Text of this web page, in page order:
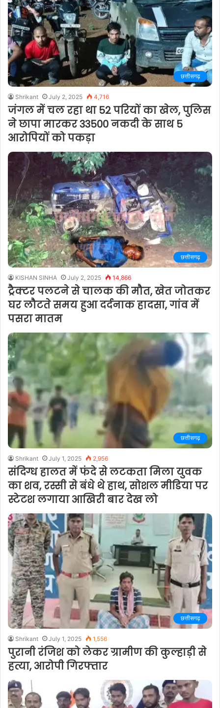
छत्तीसगढ़
Shrikant July 2, 2025 4,716
जंगल में चल रहा था 52 परियों का खेल, पुलिस
ने छापा मारकर 33500 नकदी के साथ 5
आरोपियों को पकड़ा
छत्तीसगढ़
KISHAN SINHA July 2, 2025 14,866
ट्रैक्टर पलटने से चालक की मौत, खेत जोतकर
घर लौटते समय हुआ दर्दनाक हादसा, गांव में
पसरा मातम
छत्तीसगढ़
Shrikant July 1, 2025 2,956
संदिग्ध हालत में फंदे से लटकता मिला युवक
का शव, रस्सी से बंधे थे हाथ, सोशल मीडिया पर
स्टेटश लगाया आखिरी बार देख लो
छत्तीसगढ़
Shrikant July 1, 2025 1,556
पुरानी रंजिश को लेकर ग्रामीण की कुल्हाड़ी से
हत्या, आरोपी गिरफ्तार